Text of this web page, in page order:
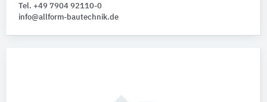
Tel. +49 7904 92110-0
info@allform-bautechnik.de